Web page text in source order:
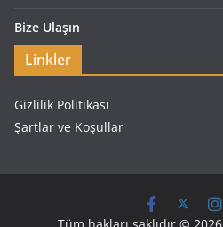
Bize Ulaşın
Linkler
Gizlilik Politikası
Şartlar ve Koşullar